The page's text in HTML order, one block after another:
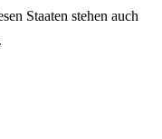
Staaten stehen auch